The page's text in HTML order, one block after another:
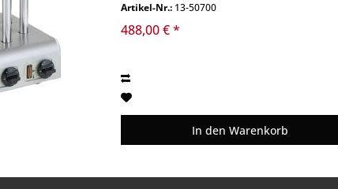
Artikel-Nr.: 13-50700
488,00 € *
In den Warenkorb